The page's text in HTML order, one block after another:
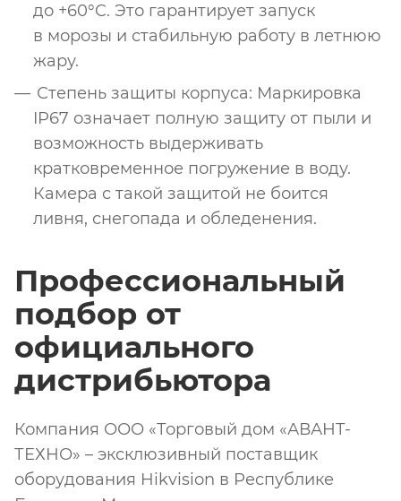
до +60°C. Это гарантирует запуск
в морозы и стабильную работу в летнюю
жару.
Степень защиты корпуса: Маркировка
IP67 означает полную защиту от пыли и
возможность выдерживать
кратковременное погружение в воду.
Камера с такой защитой не боится
ливня, снегопада и обледенения.
Профессиональный
подбор от
официального
дистрибьютора
Компания ООО «Торговый дом «АВАНТ-
ТЕХНО» – эксклюзивный поставщик
оборудования Hikvision в Республике